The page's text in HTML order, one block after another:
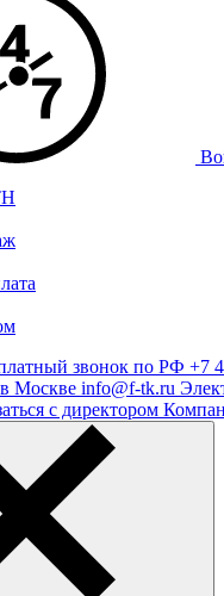
звонок по РФ +7
Москве info@f-tk.ru
с директором